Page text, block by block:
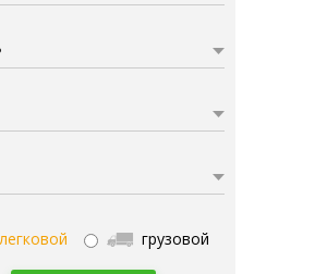
легковой грузовой